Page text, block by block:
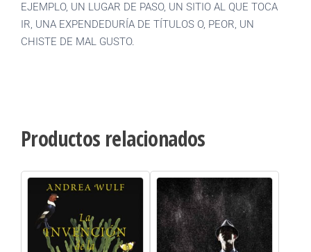
EJEMPLO, UN LUGAR DE PASO, UN SITIO AL QUE TOCA
IR, UNA EXPENDEDURÍA DE TÍTULOS O, PEOR, UN
CHISTE DE MAL GUSTO.
Productos relacionados